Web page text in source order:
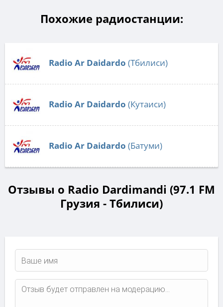
Похожие радиостанции:
Radio Ar Daidardo (Тбилиси)
Radio Ar Daidardo (Кутаиси)
Radio Ar Daidardo (Батуми)
Отзывы о Radio Dardimandi (97.1 FM
Грузия - Тбилиси)